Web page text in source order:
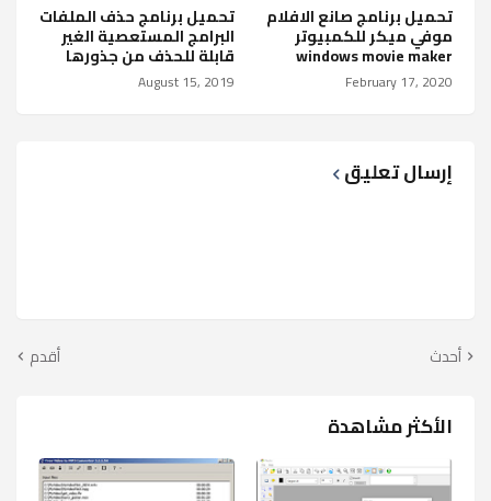
تحميل برنامج صانع الافلام
موفي ميكر للكمبيوتر
windows movie maker
February 17, 2020
تحميل برنامج حذف الملفات
البرامج المستعصية الغير
قابلة للحذف من جذورها
August 15, 2019
إرسال تعليق
أحدث أقدم
الأكثر مشاهدة